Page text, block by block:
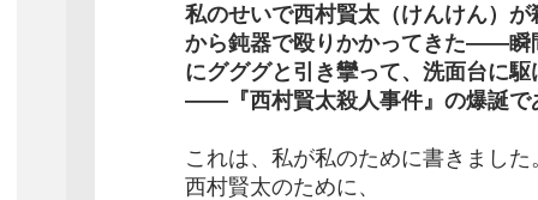
私のせいで西村賢太（けんけん）
から鈍器で殴りかかってきた――瞬
にグググと引き攣って、洗面台に
――『西村賢太殺人事件』の爆誕で
これは、私が私のために書きました
西村賢太のために、